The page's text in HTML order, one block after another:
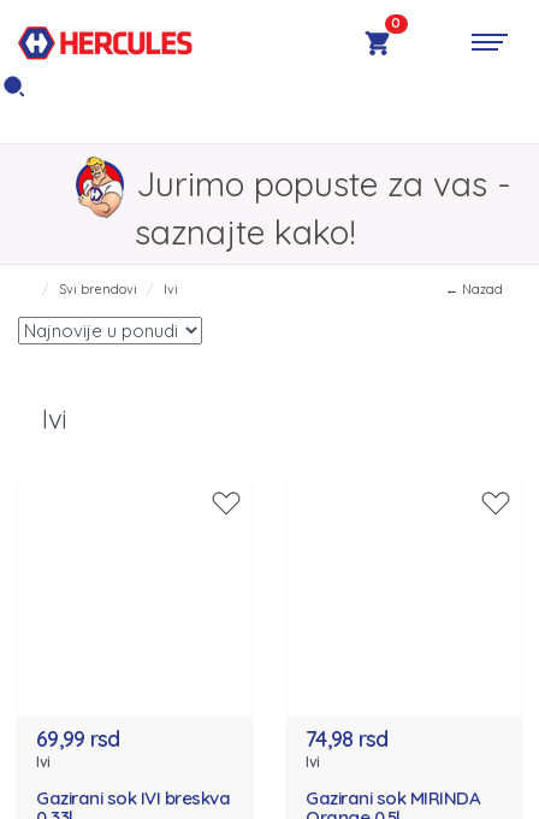
0
Jurimo popuste za vas -
saznajte kako!
Svi brendovi Ivi ← Nazad
Ivi
69,99 rsd
Ivi
Gazirani sok IVI breskva
74,98 rsd
Ivi
Gazirani sok MIRINDA